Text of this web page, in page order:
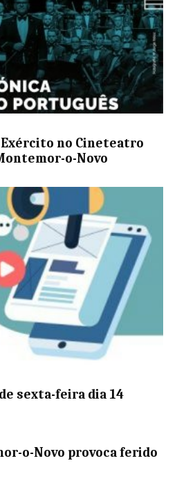
Exército no Cineteatro
o-Novo
sexta-feira dia 14
o-Novo provoca ferido